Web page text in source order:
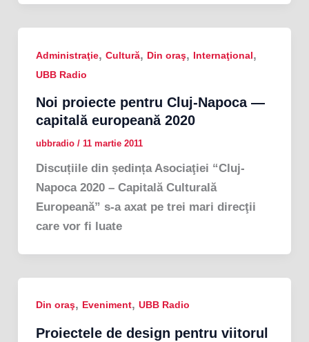
Administraţie, Cultură, Din oraş, Internaţional,
UBB Radio
Noi proiecte pentru Cluj-Napoca —
capitală europeană 2020
ubbradio / 11 martie 2011
Discuțiile din ședința Asociaţiei “Cluj-
Napoca 2020 – Capitală Culturală
Europeană” s-a axat pe trei mari direcţii
care vor fi luate
Din oraş, Eveniment, UBB Radio
Proiectele de design pentru viitorul